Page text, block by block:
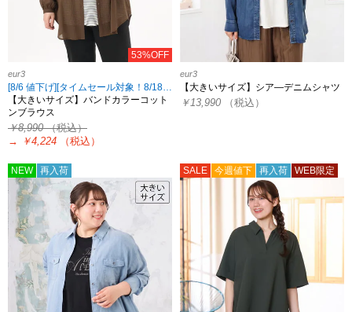
53%OFF
eur3
[8/6 値下げ][タイムセール対象！8/18 8:59まで]
【大きいサイズ】バンドカラーコット
ンブラウス
￥8,990（税込）
→
￥4,224 （税込）
eur3
【大きいサイズ】シア―デニムシャツ
￥13,990 （税込）
NEW 再入荷 SALE 今週値下 再入荷 WEB限定